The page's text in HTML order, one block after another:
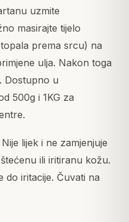
uzmite
masirajte tijelo
prema srcu) na
ulja. Nakon toga
Dostupno u
500g i 1KG za
lijek i ne zamjenjuje
ili iritiranu kožu.
do iritacije. Čuvati na